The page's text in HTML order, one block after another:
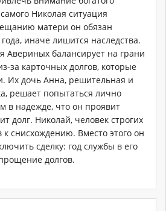
Николая ситуация
матери он обязан
иначе лишится наследства.
Авериных балансирует на грани
за карточных долгов, которые
Их дочь Анна, решительная и
решает попытаться лично
в надежде, что он проявит
долг. Николай, человек строгих
снисхождению. Вместо этого он
сделку: год службы в его
долгов.